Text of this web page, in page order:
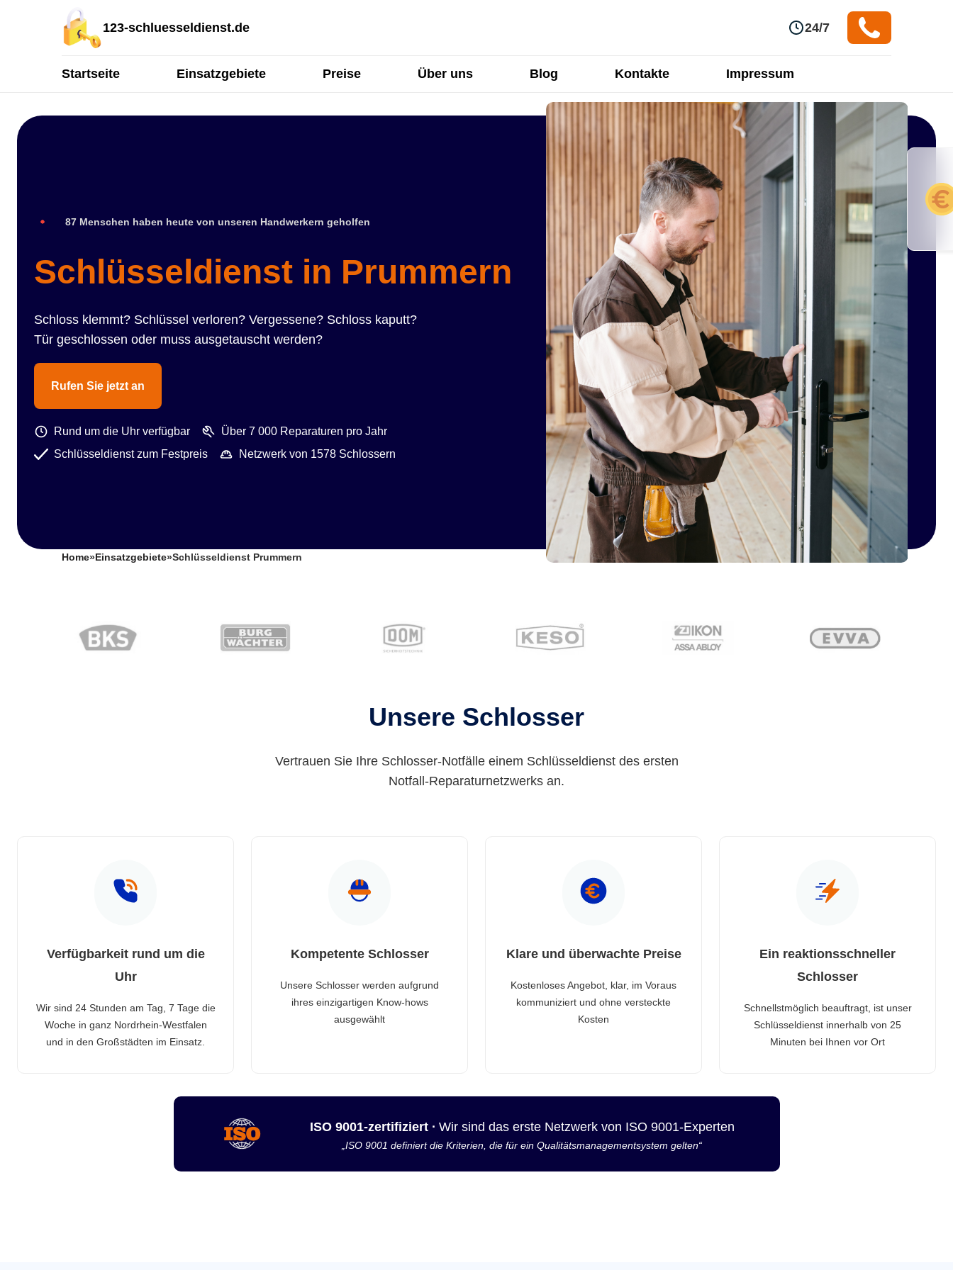
123-schluesseldienst.de 24/7
Startseite Einsatzgebiete Preise Über uns Blog Kontakte Impressum
87 Menschen haben heute von unseren Handwerkern geholfen
Schlüsseldienst in Prummern
Schloss klemmt? Schlüssel verloren? Vergessene? Schloss kaputt?
Tür geschlossen oder muss ausgetauscht werden?
Rufen Sie jetzt an
Rund um die Uhr verfügbar
Über 7 000 Reparaturen pro Jahr
Schlüsseldienst zum Festpreis
Netzwerk von 1578 Schlossern
Home» Einsatzgebiete»Schlüsseldienst Prummern
Unsere Schlosser
Vertrauen Sie Ihre Schlosser-Notfälle einem Schlüsseldienst des ersten
Notfall-Reparaturnetzwerks an.
Verfügbarkeit rund um die
Uhr
Wir sind 24 Stunden am Tag, 7 Tage die
Woche in ganz Nordrhein-Westfalen
und in den Großstädten im Einsatz.
Kompetente Schlosser
Unsere Schlosser werden aufgrund
ihres einzigartigen Know-hows
ausgewählt
Klare und überwachte Preise
Kostenloses Angebot, klar, im Voraus
kommuniziert und ohne versteckte
Kosten
Ein reaktionsschneller
Schlosser
Schnellstmöglich beauftragt, ist unser
Schlüsseldienst innerhalb von 25
Minuten bei Ihnen vor Ort
ISO 9001-zertifiziert · Wir sind das erste Netzwerk von ISO 9001-Experten
„ISO 9001 definiert die Kriterien, die für ein Qualitätsmanagementsystem gelten“